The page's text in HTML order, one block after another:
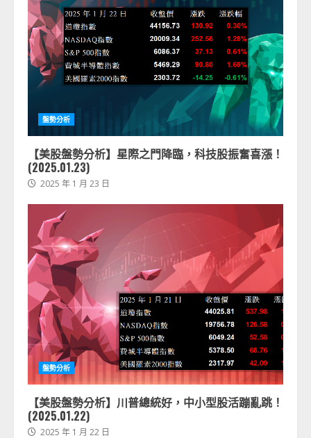
盤勢分析
【美股盤勢分析】星際之門降臨，科技股振奮喜漲！
(2025.01.23)
2025 年 1 月 23 日
盤勢分析
【美股盤勢分析】川普總統好，中小型股活蹦亂跳！
(2025.01.22)
2025 年 1 月 22 日